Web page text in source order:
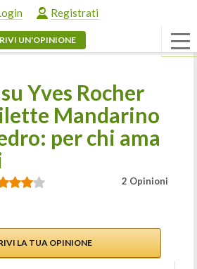
Registrati
UN'OPINIONE
Yves Rocher
Mandarino
per chi ama
2 Opinioni
LA TUA OPINIONE